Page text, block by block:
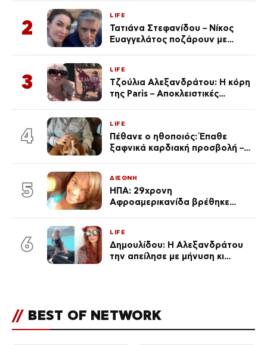
2
LIFE
Τατιάνα Στεφανίδου – Νίκος
Ευαγγελάτος ποζάρουν με
3
LIFE
Τζούλια Αλεξανδράτου: Η κόρη
της Paris – Αποκλειστικές
4
LIFE
Πέθανε ο ηθοποιός: Έπαθε
ξαφνικά καρδιακή προσβολή – Η
5
ΔΙΕΘΝΗ
ΗΠΑ: 29χρονη
Αφροαμερικανίδα βρέθηκε
6
LIFE
Δημουλίδου: Η Αλεξανδράτου
την απείλησε με μήνυση κι
// BEST OF NETWORK